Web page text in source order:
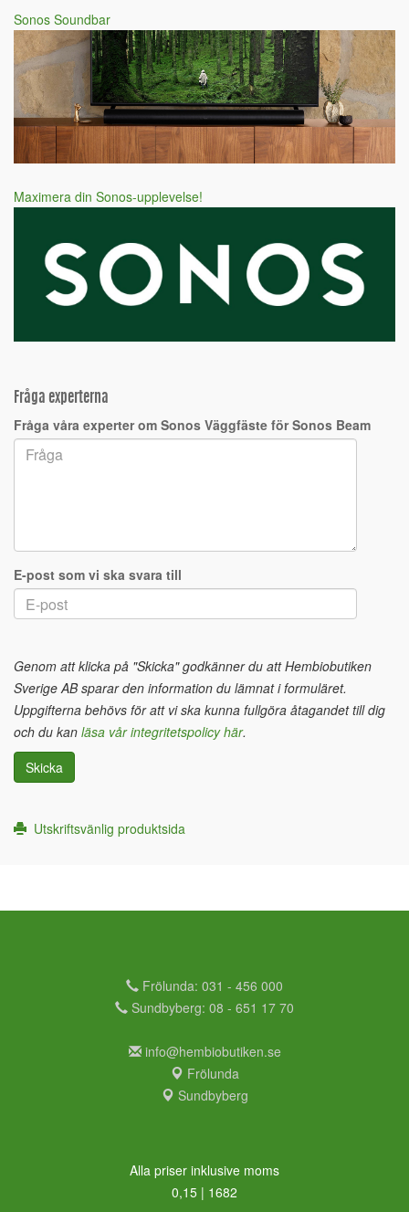
Sonos Soundbar
Maximera din Sonos-upplevelse!
Fråga experterna
Fråga våra experter om Sonos Väggfäste för Sonos Beam
E-post som vi ska svara till
Genom att klicka på "Skicka" godkänner du att Hembiobutiken
Sverige AB sparar den information du lämnat i formuläret.
Uppgifterna behövs för att vi ska kunna fullgöra åtagandet till dig
och du kan läsa vår integritetspolicy här.
Skicka
Utskriftsvänlig produktsida
Frölunda: 031 - 456 000
Sundbyberg: 08 - 651 17 70
info@hembiobutiken.se
Frölunda
Sundbyberg
Alla priser inklusive moms
0,15 | 1682